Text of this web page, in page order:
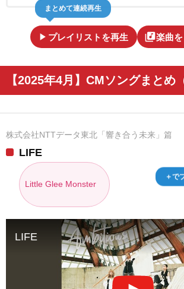
play_arrow プレイリストを再生
まとめて連続再生
library_music楽曲
【2025年4月】CMソングまとめ
株式会社NTTデータ東北「響き合う未来」篇
＋で
LIFE
Little Glee Monster
LIFE